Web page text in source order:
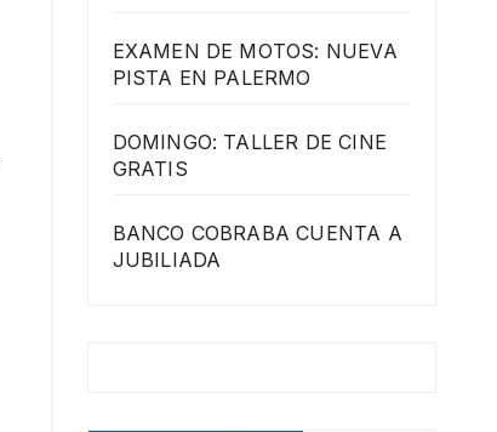
EXAMEN DE MOTOS: NUEVA
PISTA EN PALERMO
DOMINGO: TALLER DE CINE
GRATIS
BANCO COBRABA CUENTA A
JUBILIADA